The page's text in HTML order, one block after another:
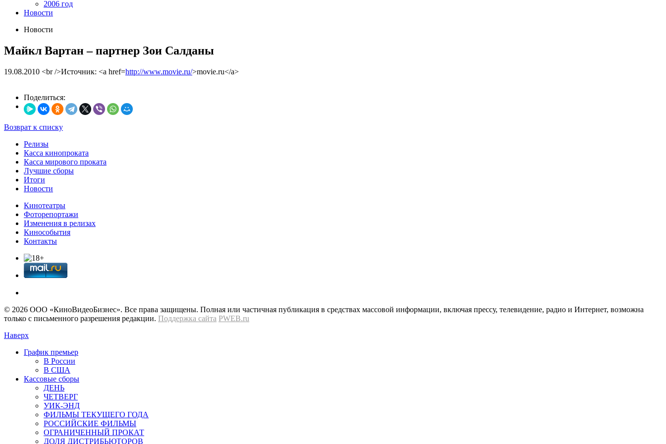
2006 год
Новости
Новости
Майкл Вартан – партнер Зои Салданы
19.08.2010 <br />Источник: <a href=http://www.movie.ru/>movie.ru</a>
Поделиться:
Возврат к списку
Релизы
Касса кинопроката
Касса мирового проката
Лучшие сборы
Итоги
Новости
Кинотеатры
Фоторепортажи
Изменения в релизах
Кинособытия
Контакты
© 2026 OOО «КиноВидеоБизнес». Все права защищены. Полная или частичная публикация в средствах массовой информации, включая прессу, телевидение, радио и Интернет, возможна
только с письменного разрешения редакции. Поддержка сайта PWEB.ru
Наверх
График премьер
В России
В США
Кассовые сборы
ДЕНЬ
ЧЕТВЕРГ
УИК-ЭНД
ФИЛЬМЫ ТЕКУЩЕГО ГОДА
РОССИЙСКИЕ ФИЛЬМЫ
ОГРАНИЧЕННЫЙ ПРОКАТ
ДОЛЯ ДИСТРИБЬЮТОРОВ